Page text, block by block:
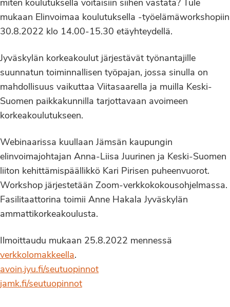
miten koulutuksella voitaisiin siihen vastata? Tule
mukaan Elinvoimaa koulutuksella -työelämäworkshopiin
30.8.2022 klo 14.00-15.30 etäyhteydellä.
Jyväskylän korkeakoulut järjestävät työnantajille
suunnatun toiminnallisen työpajan, jossa sinulla on
mahdollisuus vaikuttaa Viitasaarella ja muilla Keski-
Suomen paikkakunnilla tarjottavaan avoimeen
korkeakoulutukseen.
Webinaarissa kuullaan Jämsän kaupungin
elinvoimajohtajan Anna-Liisa Juurinen ja Keski-Suomen
liiton kehittämispäällikkö Kari Pirisen puheenvuorot.
Workshop järjestetään Zoom-verkkokokousohjelmassa.
Fasilitaattorina toimii Anne Hakala Jyväskylän
ammattikorkeakoulusta.
Ilmoittaudu mukaan 25.8.2022 mennessä
verkkolomakkeella.
avoin.jyu.fi/seutuopinnot
jamk.fi/seutuopinnot